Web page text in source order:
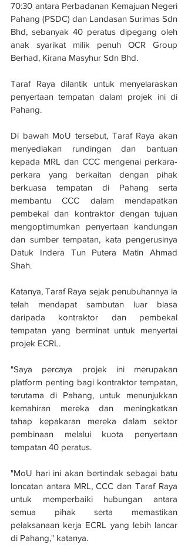
70:30 antara Perbadanan Kemajuan Negeri
Pahang (PSDC) dan Landasan Surimas Sdn
Bhd, sebanyak 40 peratus dipegang oleh
anak syarikat milik penuh OCR Group
Berhad, Kirana Masyhur Sdn Bhd.
Taraf Raya dilantik untuk menyelaraskan
penyertaan tempatan dalam projek ini di
Pahang.
Di bawah MoU tersebut, Taraf Raya akan
menyediakan rundingan dan bantuan
kepada MRL dan CCC mengenai perkara-
perkara yang berkaitan dengan pihak
berkuasa tempatan di Pahang serta
membantu CCC dalam mendapatkan
pembekal dan kontraktor dengan tujuan
mengoptimumkan penyertaan kandungan
dan sumber tempatan, kata pengerusinya
Datuk Indera Tun Putera Matin Ahmad
Shah.
Katanya, Taraf Raya sejak penubuhannya ia
telah mendapat sambutan luar biasa
daripada kontraktor dan pembekal
tempatan yang berminat untuk menyertai
projek ECRL.
"Saya percaya projek ini merupakan
platform penting bagi kontraktor tempatan,
terutama di Pahang, untuk menunjukkan
kemahiran mereka dan meningkatkan
tahap kepakaran mereka dalam sektor
pembinaan melalui kuota penyertaan
tempatan 40 peratus.
"MoU hari ini akan bertindak sebagai batu
loncatan antara MRL, CCC dan Taraf Raya
untuk memperbaiki hubungan antara
semua pihak serta memastikan
pelaksanaan kerja ECRL yang lebih lancar
di Pahang," katanya.